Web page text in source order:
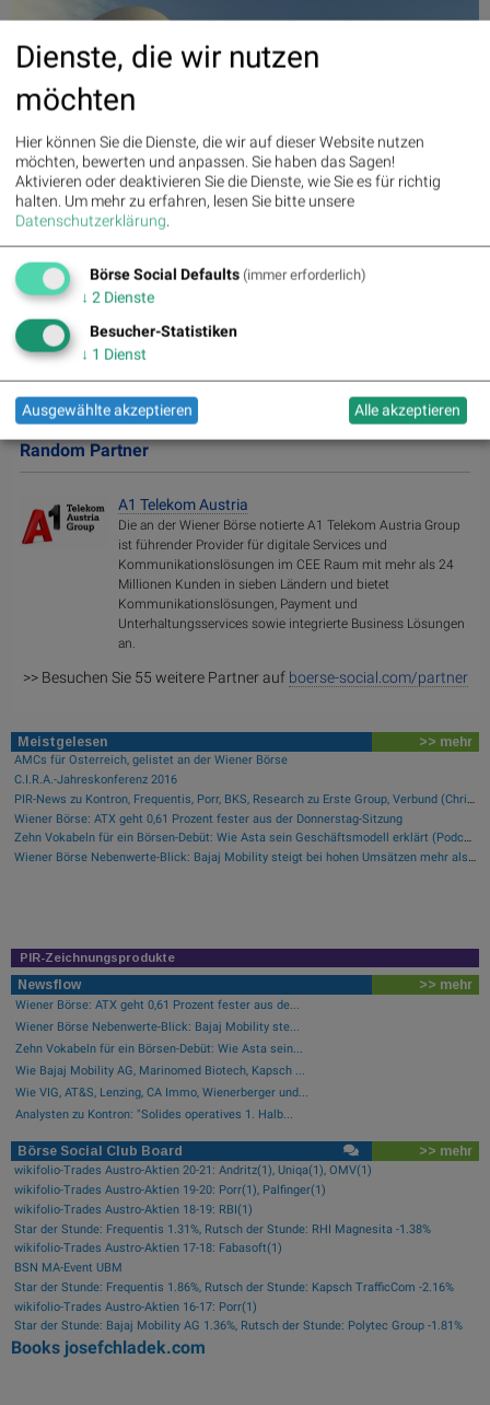
Aktien auf dem Radar 21.03.2026
Auf dem Radar 1:
Letzter SK:
Random Partner
A1 Telekom Austria
Die an der Wiener Börse notierte A1 Telekom Austria Group
ist führender Provider für digitale Services und
Kommunikationslösungen im CEE Raum mit mehr als 24
Millionen Kunden in sieben Ländern und bietet
Kommunikationslösungen, Payment und
Unterhaltungsservices sowie integrierte Business Lösungen
an.
>> Besuchen Sie 55 weitere Partner auf boerse-social.com/partner
Meistgelesen >> mehr
AMCs für Österreich, gelistet an der Wiener Börse
C.I.R.A.-Jahreskonferenz 2016
PIR-News zu Kontron, Frequentis, Porr, BKS, Research zu Erste Group, Verbund (Christine Petzwinkler)
Wiener Börse: ATX geht 0,61 Prozent fester aus der Donnerstag-Sitzung
Zehn Vokabeln für ein Börsen-Debüt: Wie Asta sein Geschäftsmodell erklärt (Podcast)
Wiener Börse Nebenwerte-Blick: Bajaj Mobility steigt bei hohen Umsätzen mehr als 10 Prozent
PIR-Zeichnungsprodukte
Newsflow >> mehr
Wiener Börse: ATX geht 0,61 Prozent fester aus de...
Wiener Börse Nebenwerte-Blick: Bajaj Mobility ste...
Zehn Vokabeln für ein Börsen-Debüt: Wie Asta sein...
Wie Bajaj Mobility AG, Marinomed Biotech, Kapsch ...
Wie VIG, AT&S, Lenzing, CA Immo, Wienerberger und...
Analysten zu Kontron: "Solides operatives 1. Halb...
Börse Social Club Board >> mehr
wikifolio-Trades Austro-Aktien 20-21: Andritz(1), Uniqa(1), OMV(1)
wikifolio-Trades Austro-Aktien 19-20: Porr(1), Palfinger(1)
wikifolio-Trades Austro-Aktien 18-19: RBI(1)
Star der Stunde: Frequentis 1.31%, Rutsch der Stunde: RHI Magnesita -1.38%
wikifolio-Trades Austro-Aktien 17-18: Fabasoft(1)
BSN MA-Event UBM
Star der Stunde: Frequentis 1.86%, Rutsch der Stunde: Kapsch TrafficCom -2.16%
wikifolio-Trades Austro-Aktien 16-17: Porr(1)
Star der Stunde: Bajaj Mobility AG 1.36%, Rutsch der Stunde: Polytec Group -1.81%
Books josefchladek.com
Dienste, die wir nutzen
möchten
Hier können Sie die Dienste, die wir auf dieser Website nutzen
möchten, bewerten und anpassen. Sie haben das Sagen!
Aktivieren oder deaktivieren Sie die Dienste, wie Sie es für richtig
halten. Um mehr zu erfahren, lesen Sie bitte unsere
Datenschutzerklärung.
Börse Social Defaults (immer erforderlich)
↓ 2 Dienste
Besucher-Statistiken
↓ 1 Dienst
Ausgewählte akzeptieren Alle akzeptieren